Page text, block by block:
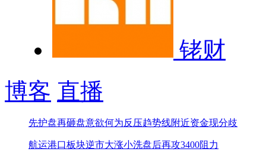
铑财
博客 直播
先护盘再砸盘意欲何为反压趋势线附近资金现分歧
航运港口板块逆市大涨小洗盘后再攻3400阻力